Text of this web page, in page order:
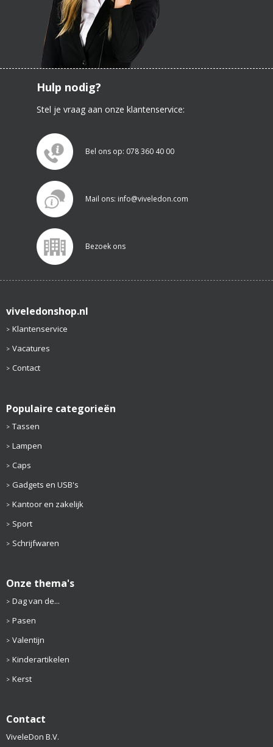
Hulp nodig?
Stel je vraag aan onze klantenservice:
Bel ons op: 078 360 40 00
Mail ons: info@viveledon.com
Bezoek ons
viveledonshop.nl
Klantenservice
Vacatures
Contact
Populaire categorieën
Tassen
Lampen
Caps
Gadgets en USB's
Kantoor en zakelijk
Sport
Schrijfwaren
Onze thema's
Dag van de...
Pasen
Valentijn
Kinderartikelen
Kerst
Contact
ViveleDon B.V.